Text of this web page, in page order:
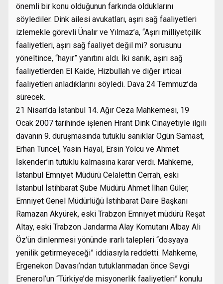
önemli bir konu olduğunun farkında olduklarını
söylediler. Dink ailesi avukatları, aşırı sağ faaliyetleri
izlemekle görevli Ünalır ve Yılmaz’a, “Aşırı milliyetçilik
faaliyetleri, aşırı sağ faaliyet değil mi? sorusunu
yöneltince, “hayır” yanıtını aldı. İki sanık, aşırı sağ
faaliyetlerden El Kaide, Hizbullah ve diğer irticai
faaliyetleri anladıklarını söyledi. Dava 24 Temmuz’da
sürecek.
21 Nisan’da İstanbul 14. Ağır Ceza Mahkemesi, 19
Ocak 2007 tarihinde işlenen Hrant Dink Cinayetiyle ilgili
davanın 9. duruşmasında tutuklu sanıklar Ogün Samast,
Erhan Tuncel, Yasin Hayal, Ersin Yolcu ve Ahmet
İskender’in tutuklu kalmasına karar verdi. Mahkeme,
İstanbul Emniyet Müdürü Celalettin Cerrah, eski
İstanbul İstihbarat Şube Müdürü Ahmet İlhan Güler,
Emniyet Genel Müdürlüğü İstihbarat Daire Başkanı
Ramazan Akyürek, eski Trabzon Emniyet müdürü Reşat
Altay, eski Trabzon Jandarma Alay Komutanı Albay Ali
Öz’ün dinlenmesi yönünde ırarlı talepleri “dosyaya
yenilik getirmeyeceği” iddiasıyla reddetti. Mahkeme,
Ergenekon Davası’ndan tutuklanmadan önce Sevgi
Erenerol’un “Türkiye’de misyonerlik faaliyetleri” konulu